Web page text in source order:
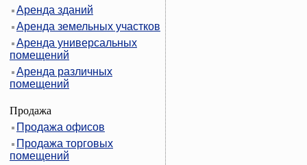
Аренда зданий
Аренда земельных участков
Аренда универсальных
помещений
Аренда различных
помещений
Продажа
Продажа офисов
Продажа торговых
помещений